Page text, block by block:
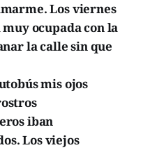
Los viernes
ocupada con la
la calle sin que
mis ojos
iban
Los viejos